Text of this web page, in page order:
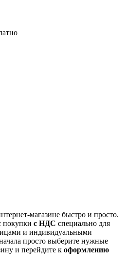
магазине быстро и просто.
покупки с НДС специально для
и индивидуальными
просто выберите нужные
и перейдите к оформлению